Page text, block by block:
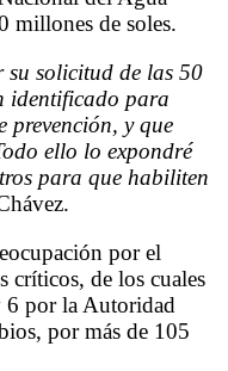
millones de soles.
su solicitud de las 50
identificado para
prevención, y que
ello lo expondré
para que habiliten
por el
críticos, de los cuales
6 por la Autoridad
por más de 105